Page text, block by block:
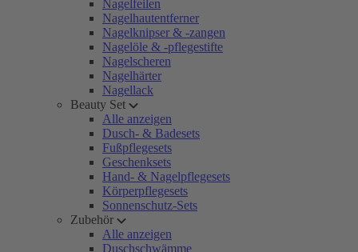
Nagelfeilen
Nagelhautentferner
Nagelknipser & -zangen
Nagelöle & -pflegestifte
Nagelscheren
Nagelhärter
Nagellack
Beauty Set
Alle anzeigen
Dusch- & Badesets
Fußpflegesets
Geschenksets
Hand- & Nagelpflegesets
Körperpflegesets
Sonnenschutz-Sets
Zubehör
Alle anzeigen
Duschschwämme